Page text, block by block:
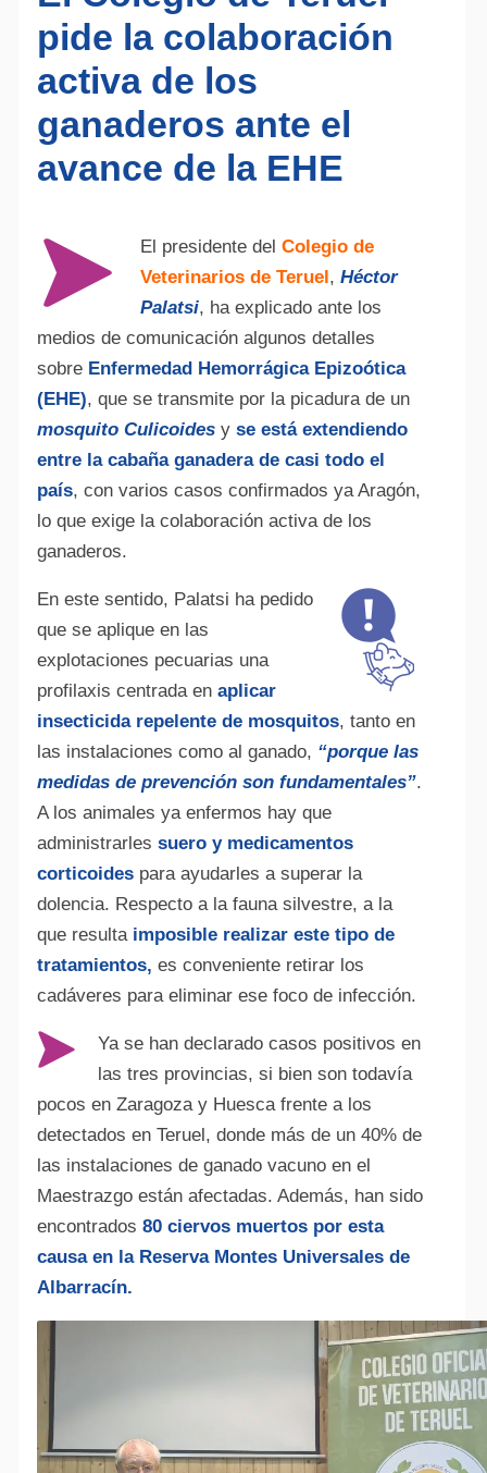
pide la colaboración
activa de los
ganaderos ante el
avance de la EHE
El presidente del Colegio de
Veterinarios de Teruel, Héctor
Palatsi, ha explicado ante los
medios de comunicación algunos detalles
sobre Enfermedad Hemorrágica Epizoótica
(EHE), que se transmite por la picadura de un
mosquito Culicoidesy se está extendiendo
entre la cabaña ganadera de casi todo el
país, con varios casos confirmados ya Aragón,
lo que exige la colaboración activa de los
ganaderos.
En este sentido, Palatsi ha pedido
que se aplique en las
explotaciones pecuarias una
profilaxis centrada en aplicar
insecticida repelente de mosquitos, tanto en
las instalaciones como al ganado, “porque las
medidas de prevención son fundamentales”.
A los animales ya enfermos hay que
administrarles suero y medicamentos
corticoidespara ayudarles a superar la
dolencia. Respecto a la fauna silvestre, a la
que resulta imposible realizar este tipo de
tratamientos, es conveniente retirar los
cadáveres para eliminar ese foco de infección.
Ya se han declarado casos positivos en
las tres provincias, si bien son todavía
pocos en Zaragoza y Huesca frente a los
detectados en Teruel, donde más de un 40% de
las instalaciones de ganado vacuno en el
Maestrazgo están afectadas. Además, han sido
encontrados 80 ciervos muertos por esta
causa en la Reserva Montes Universales de
Albarracín.